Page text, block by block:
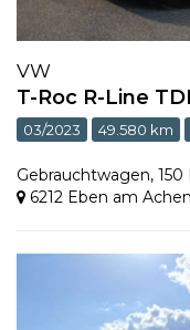
VW
T-Roc R-Line
03/2023 49.580 km
Gebrauchtwagen, 150
6212 Eben am